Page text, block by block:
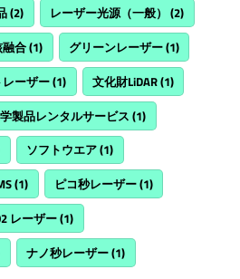
(2) レーザー光源（一般） (2)
合(1) グリーンレーザー(1)
ーザー(1) 文化財LiDAR(1)
製品レンタルサービス (1)
ソフトウエア(1)
(1) ピコ秒レーザー(1)
レーザー(1)
ナノ秒レーザー(1)